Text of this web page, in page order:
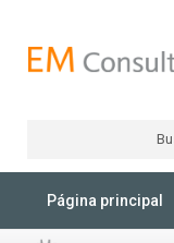
Página principal